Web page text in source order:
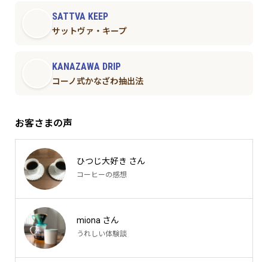
SATTVA KEEP
サットヴァ・キープ
KANAZAWA DRIP
コーノ式かなざわ抽出法
お客さまの声
ひつじ大好き さん
コーヒーの感想
miona さん
うれしい体験談